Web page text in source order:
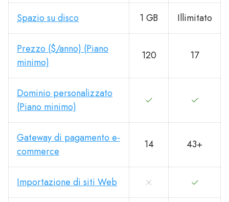
Spazio su disco 1 GB Illimitato
Prezzo ($/anno) (Piano
minimo)
120 17
Dominio personalizzato
(Piano minimo)
Gateway di pagamento e-
commerce
14 43+
Importazione di siti Web